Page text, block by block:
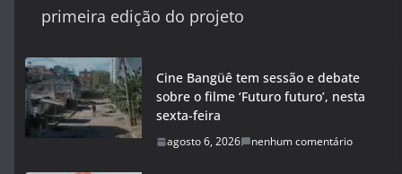
primeira edição do projeto
Cine Bangüê tem sessão e debate
sobre o filme ‘Futuro futuro’, nesta
sexta-feira
agosto 6, 2026 nenhum comentário